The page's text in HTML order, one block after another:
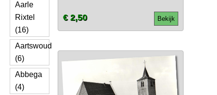
Aarle
Rixtel
(16)
Aartswoud
(6)
Abbega
(4)
Bekijk
€ 2,50